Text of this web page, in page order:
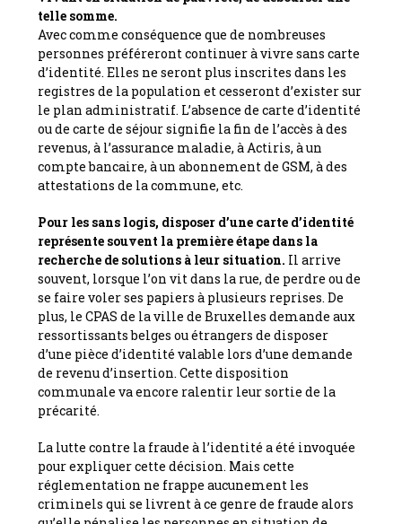
telle somme.
Avec comme conséquence que de nombreuses
personnes préféreront continuer à vivre sans carte
d’identité. Elles ne seront plus inscrites dans les
registres de la population et cesseront d’exister sur
le plan administratif. L’absence de carte d’identité
ou de carte de séjour signifie la fin de l’accès à des
revenus, à l’assurance maladie, à Actiris, à un
compte bancaire, à un abonnement de GSM, à des
attestations de la commune, etc.
Pour les sans logis, disposer d’une carte d’identité
représente souvent la première étape dans la
recherche de solutions à leur situation. Il arrive
souvent, lorsque l’on vit dans la rue, de perdre ou de
se faire voler ses papiers à plusieurs reprises. De
plus, le CPAS de la ville de Bruxelles demande aux
ressortissants belges ou étrangers de disposer
d’une pièce d’identité valable lors d’une demande
de revenu d’insertion. Cette disposition
communale va encore ralentir leur sortie de la
précarité.
La lutte contre la fraude à l’identité a été invoquée
pour expliquer cette décision. Mais cette
réglementation ne frappe aucunement les
criminels qui se livrent à ce genre de fraude alors